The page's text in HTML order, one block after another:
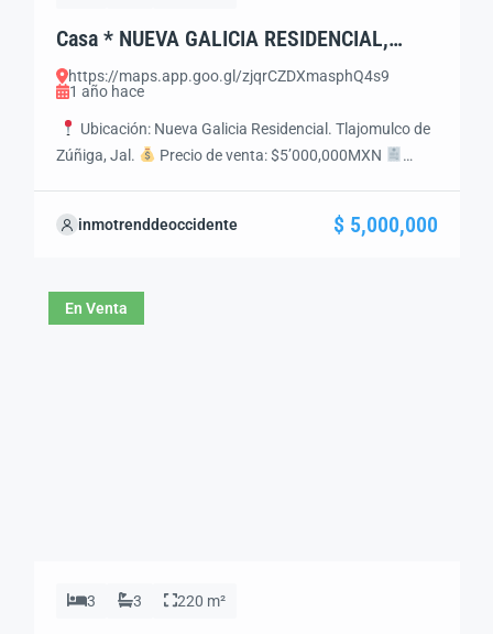
Casa * NUEVA GALICIA RESIDENCIAL,
Tlajomulco, Jal. *
https://maps.app.goo.gl/zjqrCZDXmasphQ4s9
1 año hace
Ubicación: Nueva Galicia Residencial. Tlajomulco de
Zúñiga, Jal.
Precio de venta: $5’000,000MXN
Construcción: 182 m² Niveles: 2 Recámaras: 3 Baños
comedor, cocina integral, […]
inmotrenddeoccidente $ 5,000,000
En Venta
3 3 220 m²